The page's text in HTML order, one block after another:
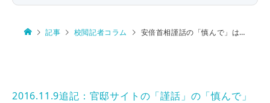
記事 校閲記者コラム 安倍首相謹話の「慎んで」は誤りでは
2016.11.9追記：官邸サイトの「謹話」の「慎んで」